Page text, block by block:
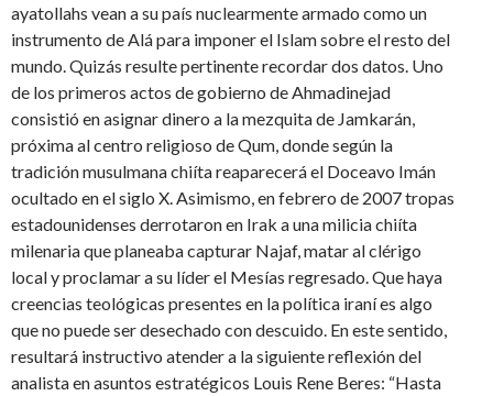
ayatollahs vean a su país nuclearmente armado como un
instrumento de Alá para imponer el Islam sobre el resto del
mundo. Quizás resulte pertinente recordar dos datos. Uno
de los primeros actos de gobierno de Ahmadinejad
consistió en asignar dinero a la mezquita de Jamkarán,
próxima al centro religioso de Qum, donde según la
tradición musulmana chiíta reaparecerá el Doceavo Imán
ocultado en el siglo X. Asimismo, en febrero de 2007 tropas
estadounidenses derrotaron en Irak a una milicia chiíta
milenaria que planeaba capturar Najaf, matar al clérigo
local y proclamar a su líder el Mesías regresado. Que haya
creencias teológicas presentes en la política iraní es algo
que no puede ser desechado con descuido. En este sentido,
resultará instructivo atender a la siguiente reflexión del
analista en asuntos estratégicos Louis Rene Beres: “Hasta